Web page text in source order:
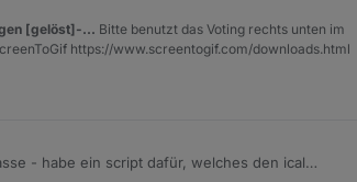
[gelöst]-... Bitte benutzt das Voting rechts unten im
https://www.screentogif.com/downloads.html
- habe ein script dafür, welches den ical